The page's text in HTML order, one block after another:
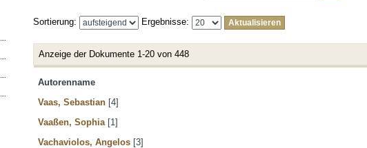
Sortierung: Ergebnisse:
Anzeige der Dokumente 1-20 von 448
Autorenname
Vaas, Sebastian [4]
Vaaßen, Sophia [1]
Vachaviolos, Angelos [3]